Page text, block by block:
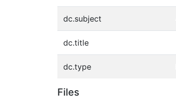
dc.subject
dc.title
dc.type
Files